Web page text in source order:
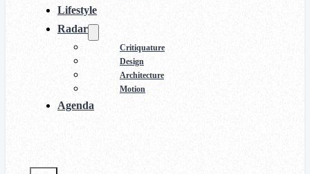
Lifestyle
Radar
Critiquature
Design
Architecture
Motion
Agenda